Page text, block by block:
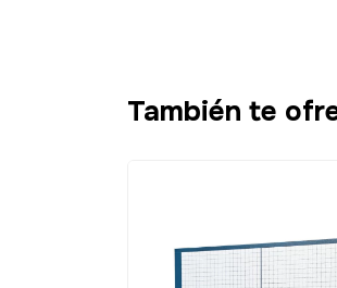
También te